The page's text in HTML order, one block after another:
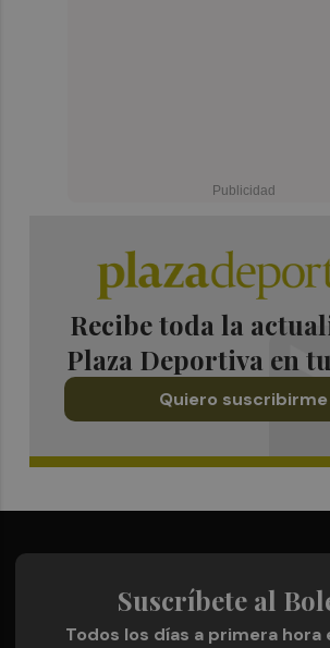
Recibe toda la
Plaza Deportiva en
Quiero suscribirme
Suscríbete al
Todos los días a primera hora